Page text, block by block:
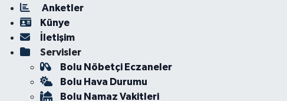
Anketler
Künye
İletişim
Servisler
Bolu Nöbetçi Eczaneler
Bolu Hava Durumu
Bolu Namaz Vakitleri